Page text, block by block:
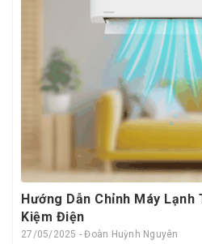
Hướng Dẫn Chỉnh Máy
Kiệm Điện
27/05/2025 - Đoàn Huỳnh Nguyên